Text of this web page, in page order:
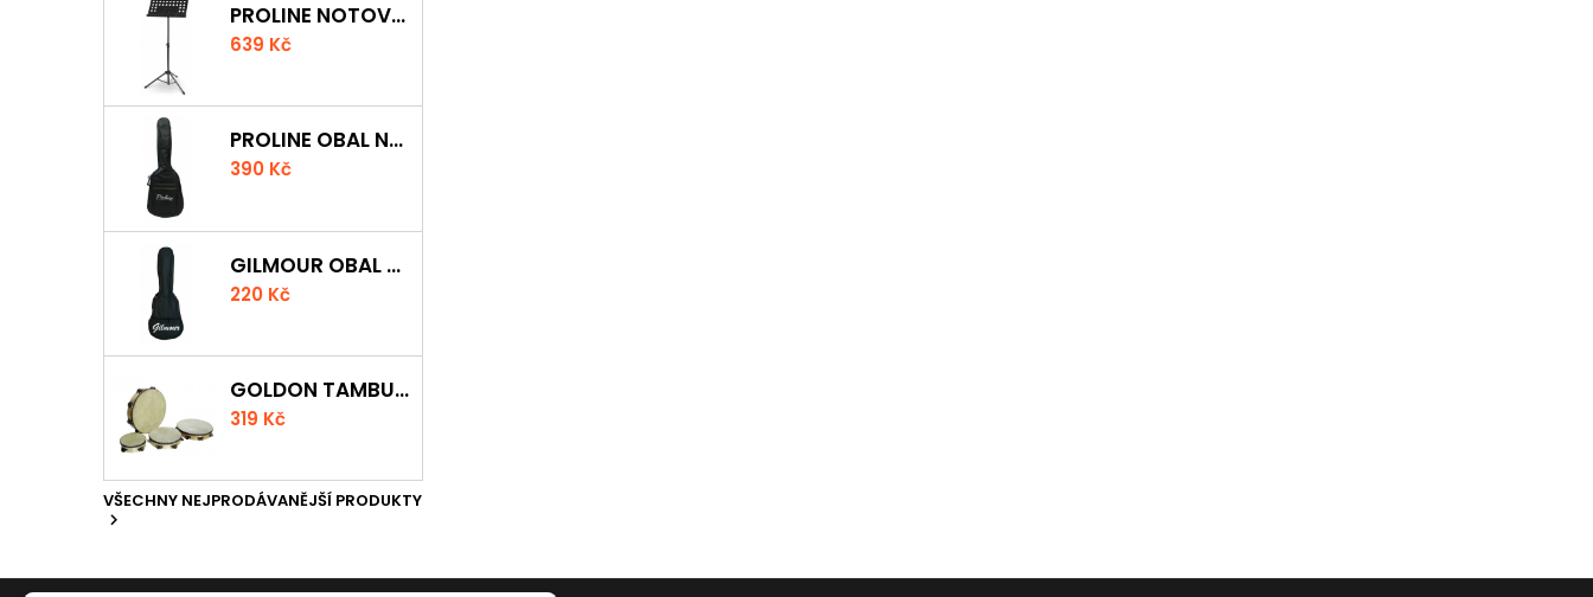
PROLINE NOTOVÝ PULT ODLEHČENÝ
639 Kč
PROLINE OBAL NA KLASICKOU KYTARU S 5 MM POLSTROVÁNÍM
390 Kč
GILMOUR OBAL NA UKULELE CONCERT
220 Kč
GOLDON TAMBURÍNA S BLÁNOU A ČINELKY 20CM
319 Kč
VŠECHNY NEJPRODÁVANĚJŠÍ PRODUKTY
